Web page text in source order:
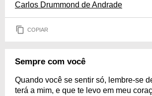
Carlos Drummond de Andrade
COPIAR
Sempre com você
Quando você se sentir só, lembre-se
terá a mim, e que te levo em meu